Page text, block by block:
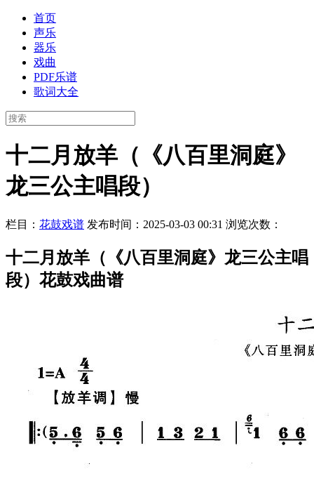
首页
声乐
器乐
戏曲
PDF乐谱
歌词大全
十二月放羊（《八百里洞庭》
龙三公主唱段）
栏目： 花鼓戏谱 发布时间：2025-03-03 00:31 浏览次数：
十二月放羊（《八百里洞庭》龙三公主唱
段）花鼓戏曲谱